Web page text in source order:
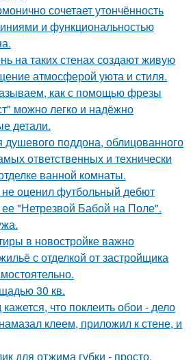
сочетает утончённость
и функциональностью
на таких стенах создают живую
атмосферой уюта и стиля.
как с помощью фрезы
можно легко и надёжно
детали.
душевого поддона, облицованного
ответственных и технически
ванной комнаты.
оценил футбольный дебют
"Нетрезвой Бабой на Поле".
в новостройке важно
с отделкой от застройщика
30 кв.
что поклеить обои - дело
клеем, приложил к стене, и
для отжима губки - просто,